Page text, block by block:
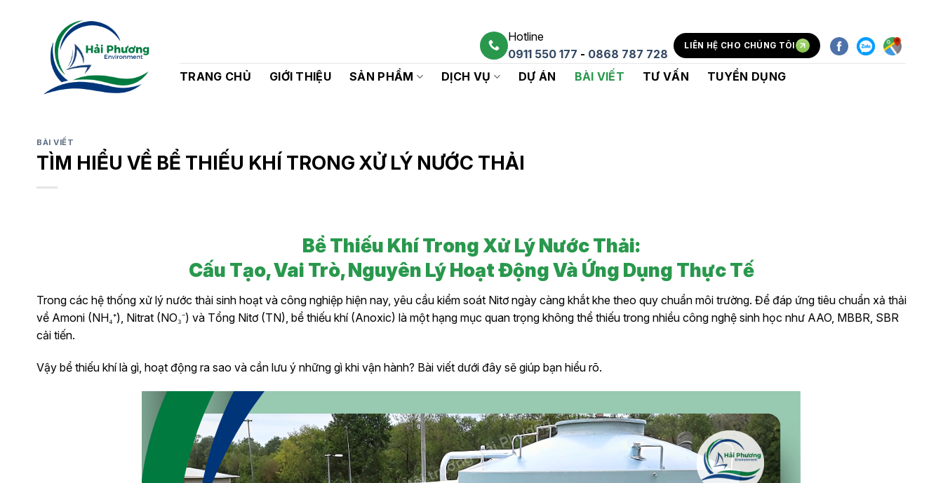
Hotline
0911 550 177 - 0868 787 728
LIÊN HỆ CHO CHÚNG TÔI
TRANG CHỦ GIỚI THIỆU SẢN PHẨM DỊCH VỤ DỰ ÁN BÀI VIẾT TƯ VẤN TUYỂN DỤNG
BÀI VIẾT
TÌM HIỂU VỀ BỂ THIẾU KHÍ TRONG XỬ LÝ NƯỚC THẢI
Bể Thiếu Khí Trong Xử Lý Nước Thải:
Cấu Tạo, Vai Trò, Nguyên Lý Hoạt Động Và Ứng Dụng Thực Tế
Trong các hệ thống xử lý nước thải sinh hoạt và công nghiệp hiện nay, yêu cầu kiểm soát Nitơ ngày càng khắt khe theo quy chuẩn môi trường. Để đáp ứng tiêu chuẩn xả thải
về Amoni (NH₄⁺), Nitrat (NO₃⁻) và Tổng Nitơ (TN), bể thiếu khí (Anoxic) là một hạng mục quan trọng không thể thiếu trong nhiều công nghệ sinh học như AAO, MBBR, SBR
cải tiến.
Vậy bể thiếu khí là gì, hoạt động ra sao và cần lưu ý những gì khi vận hành? Bài viết dưới đây sẽ giúp bạn hiểu rõ.